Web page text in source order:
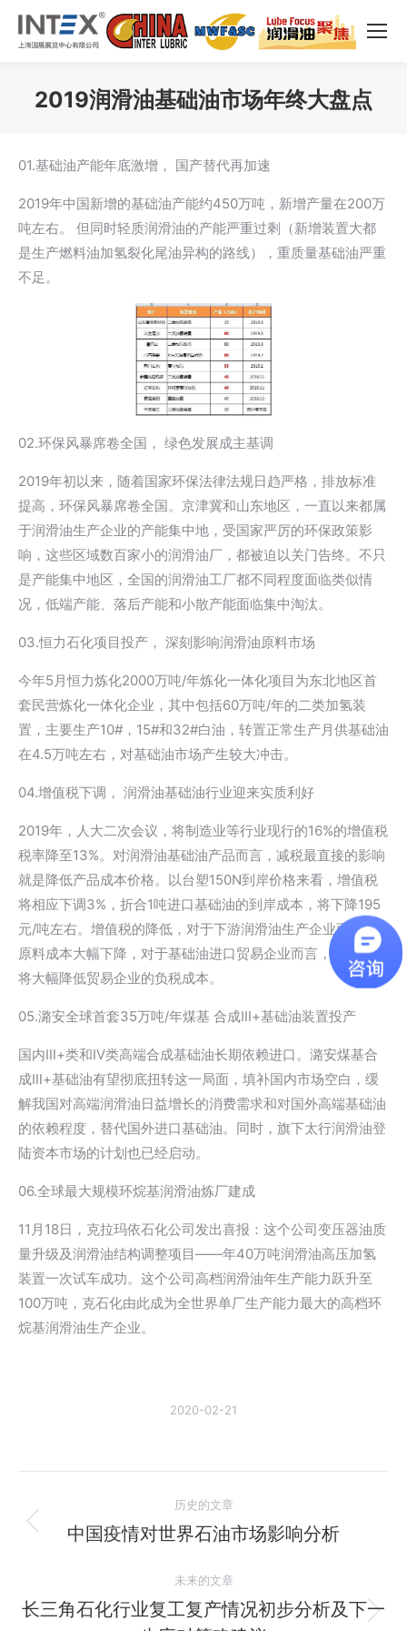
2019润滑油基础油市场年终大盘点
01.基础油产能年底激增， 国产替代再加速
2019年中国新增的基础油产能约450万吨，新增产量在200万
吨左右。 但同时轻质润滑油的产能严重过剩（新增装置大都
是生产燃料油加氢裂化尾油异构的路线），重质量基础油严重
不足。
02.环保风暴席卷全国， 绿色发展成主基调
2019年初以来，随着国家环保法律法规日趋严格，排放标准
提高，环保风暴席卷全国。京津冀和山东地区，一直以来都属
于润滑油生产企业的产能集中地，受国家严厉的环保政策影
响，这些区域数百家小的润滑油厂，都被迫以关门告终。不只
是产能集中地区，全国的润滑油工厂都不同程度面临类似情
况，低端产能、落后产能和小散产能面临集中淘汰。
03.恒力石化项目投产， 深刻影响润滑油原料市场
今年5月恒力炼化2000万吨/年炼化一体化项目为东北地区首
套民营炼化一体化企业，其中包括60万吨/年的二类加氢装
置，主要生产10#，15#和32#白油，转置正常生产月供基础油
在4.5万吨左右，对基础油市场产生较大冲击。
04.增值税下调， 润滑油基础油行业迎来实质利好
2019年，人大二次会议，将制造业等行业现行的16%的增值税
税率降至13%。对润滑油基础油产品而言，减税最直接的影响
就是降低产品成本价格。以台塑150N到岸价格来看，增值税
将相应下调3%，折合1吨进口基础油的到岸成本，将下降195
元/吨左右。增值税的降低，对于下游润滑油生产企业而言，
原料成本大幅下降，对于基础油进口贸易企业而言，降低税费
将大幅降低贸易企业的负税成本。
05.潞安全球首套35万吨/年煤基 合成Ⅲ+基础油装置投产
国内Ⅲ+类和Ⅳ类高端合成基础油长期依赖进口。潞安煤基合
成Ⅲ+基础油有望彻底扭转这一局面，填补国内市场空白，缓
解我国对高端润滑油日益增长的消费需求和对国外高端基础油
的依赖程度，替代国外进口基础油。同时，旗下太行润滑油登
陆资本市场的计划也已经启动。
06.全球最大规模环烷基润滑油炼厂建成
11月18日，克拉玛依石化公司发出喜报：这个公司变压器油质
量升级及润滑油结构调整项目——年40万吨润滑油高压加氢
装置一次试车成功。这个公司高档润滑油年生产能力跃升至
100万吨，克石化由此成为全世界单厂生产能力最大的高档环
烷基润滑油生产企业。
2020-02-21
章
航
历史的文章
历
的
文
中国疫情对世界石油市场影响分析
未来的文章
未
长三角石化行业复工复产情况初步分析及下一